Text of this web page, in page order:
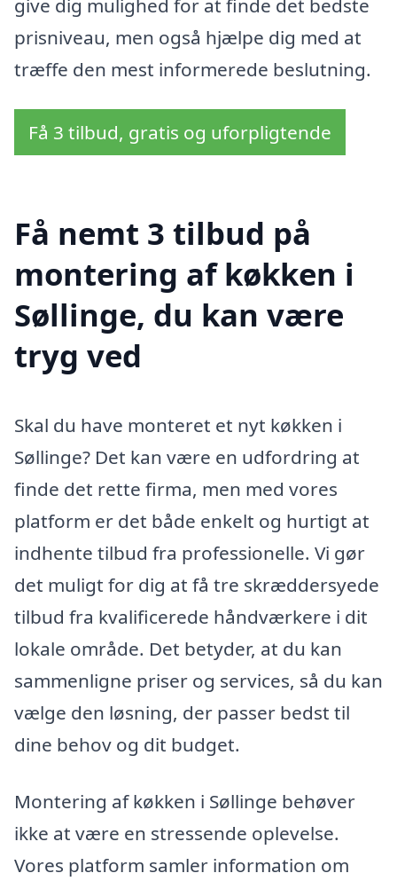
give dig mulighed for at finde det bedste
prisniveau, men også hjælpe dig med at
træffe den mest informerede beslutning.
Få 3 tilbud, gratis og uforpligtende
Få nemt 3 tilbud på
montering af køkken i
Søllinge, du kan være
tryg ved
Skal du have monteret et nyt køkken i
Søllinge? Det kan være en udfordring at
finde det rette firma, men med vores
platform er det både enkelt og hurtigt at
indhente tilbud fra professionelle. Vi gør
det muligt for dig at få tre skræddersyede
tilbud fra kvalificerede håndværkere i dit
lokale område. Det betyder, at du kan
sammenligne priser og services, så du kan
vælge den løsning, der passer bedst til
dine behov og dit budget.
Montering af køkken i Søllinge behøver
ikke at være en stressende oplevelse.
Vores platform samler information om